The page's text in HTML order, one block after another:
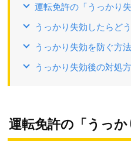
運転免許の「うっかり
うっかり失効したらど
うっかり失効を防ぐ方
うっかり失効後の対処
運転免許の「うっか